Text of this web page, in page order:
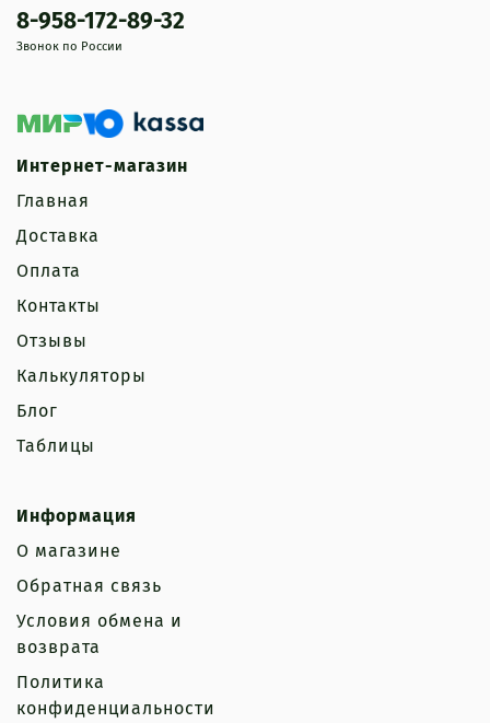
Интернет-магазин
Главная
Доставка
Оплата
Контакты
Отзывы
Калькуляторы
Блог
Таблицы
Информация
О магазине
Обратная связь
Условия обмена и
возврата
Политика
конфиденциальности
8-958-172-89-32
Звонок по России